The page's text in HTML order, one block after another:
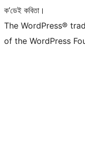
ক’ডেই কবিতা।
The WordPress®
of the WordPress